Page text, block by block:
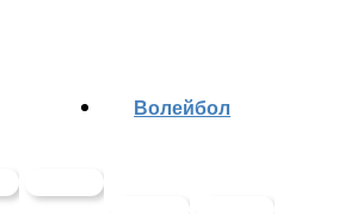
Волейбол